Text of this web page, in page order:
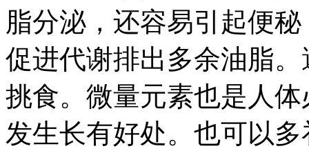
脂分泌，还容易引起便
促进代谢排出多余油脂
挑食。微量元素也是人
发生长有好处。也可以